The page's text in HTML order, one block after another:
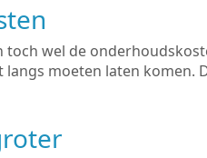
wel de
langs moeten laten komen.